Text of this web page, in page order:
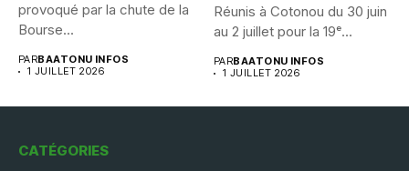
provoqué par la chute de la
Bourse...
PARBAATONU INFOS
1 JUILLET 2026
Réunis à Cotonou du 30 juin
au 2 juillet pour la 19ᵉ...
PARBAATONU INFOS
1 JUILLET 2026
CATÉGORIES